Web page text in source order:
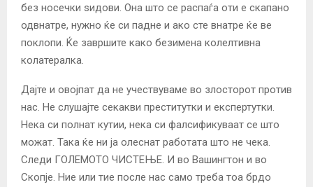
без носечки ѕидови. Она што се распаѓа оти е скапано
одвнатре, нужно ќе си падне и ако сте внатре ќе ве
поклопи. Ќе завршите како безимена колелтивна
колатералка.
Дајте и овојпат да не учествуваме во злосторот против
нас. Не слушајте секакви преститутки и експертутки.
Нека си полнат кутии, нека си фалсификуваат се што
можат. Така ќе ни ја олеснат работата што не чека.
Следи ГОЛЕМОТО ЧИСТЕЊЕ. И во Вашингтон и во
Скопје. Ние или тие после нас само треба тоа брдо